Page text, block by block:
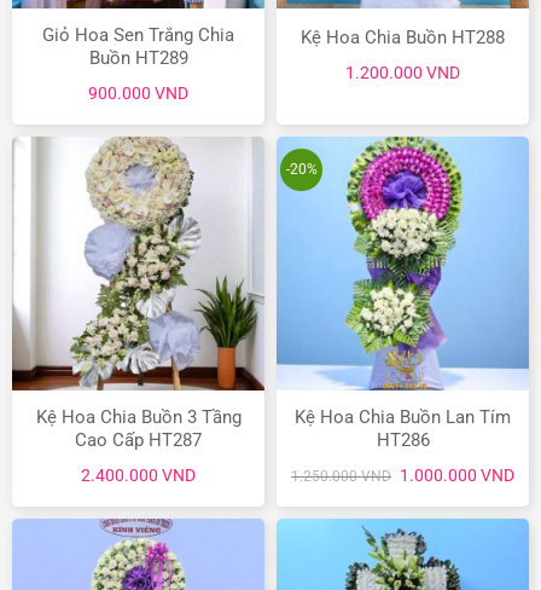
Giỏ Hoa Sen Trắng Chia
Buồn HT289
900.000 VND
Kệ Hoa Chia Buồn HT288
1.200.000 VND
Kệ Hoa Chia Buồn 3 Tầng
Cao Cấp HT287
2.400.000 VND
-20%
Kệ Hoa Chia Buồn Lan Tím
HT286
1.250.000VND Giá
gốc
là:
1.250.000 VND.
1.000.000 VNDGiá
tại
là: